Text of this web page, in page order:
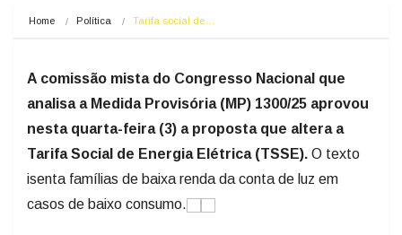
Home Política Tarifa social de…
A comissão mista do Congresso Nacional que
analisa a Medida Provisória (MP) 1300/25 aprovou
nesta quarta-feira (3) a proposta que altera a
Tarifa Social de Energia Elétrica (TSSE). O texto
isenta famílias de baixa renda da conta de luz em
casos de baixo consumo.